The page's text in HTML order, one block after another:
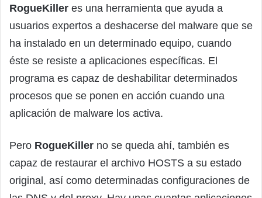
RogueKiller es una herramienta que ayuda a
usuarios expertos a deshacerse del malware que se
ha instalado en un determinado equipo, cuando
éste se resiste a aplicaciones específicas. El
programa es capaz de deshabilitar determinados
procesos que se ponen en acción cuando una
aplicación de malware los activa.
Pero RogueKiller no se queda ahí, también es
capaz de restaurar el archivo HOSTS a su estado
original, así como determinadas configuraciones de